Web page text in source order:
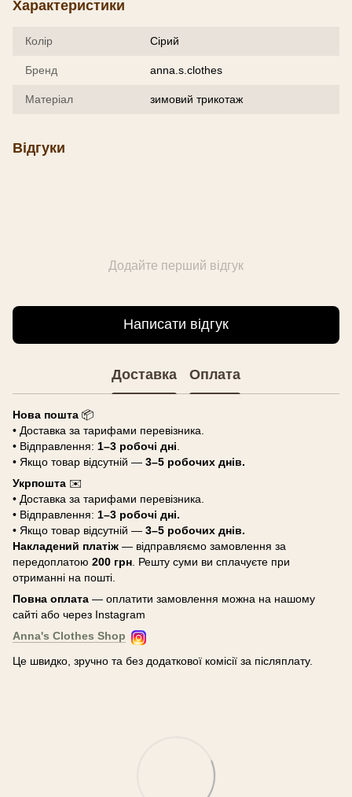
Характеристики
Колір Сірий
Бренд anna.s.clothes
Матеріал зимовий трикотаж
Відгуки
Додайте перший відгук
Написати відгук
Доставка Оплата
Нова пошта 📦
• Доставка за тарифами перевізника.
• Відправлення: 1–3 робочі дні
• Якщо товар відсутній — 3–5 робочих днів.
Укрпошта ✉️
• Доставка за тарифами перевізника.
• Відправлення: 1–3 робочі дні.
• Якщо товар відсутній — 3–5 робочих днів.
Накладений платіж — відправляємо замовлення за
передоплатою 200 грн . Решту суми ви сплачуєте при
отриманні на пошті.
Повна оплата — оплатити замовлення можна на нашому
сайті або через Instagram
Anna's Clothes Shop
Це швидко, зручно та без додаткової комісії за післяплату.